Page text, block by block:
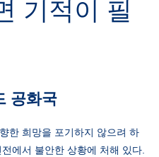
기적이 필
공화국
한 희망을 포기하지 않으려 하
에서 불안한 상황에 처해 있다.